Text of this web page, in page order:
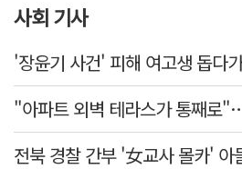
사회 기사